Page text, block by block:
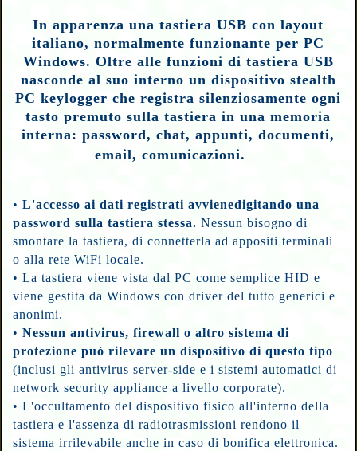
In apparenza una tastiera USB con layout
italiano, normalmente funzionante per PC
Windows. Oltre alle funzioni di tastiera USB
nasconde al suo interno un dispositivo stealth
PC keylogger che registra silenziosamente ogni
tasto premuto sulla tastiera in una memoria
interna: password, chat, appunti, documenti,
email, comunicazioni.
• L'accesso ai dati registrati avvienedigitando una
password sulla tastiera stessa.Nessun bisogno di
smontare la tastiera, di connetterla ad appositi terminali
o alla rete WiFi locale.
• La tastiera viene vista dal PC come semplice HID e
viene gestita da Windows con driver del tutto generici e
anonimi.
• Nessun antivirus, firewall o altro sistema di
protezione può rilevare un dispositivo di questo tipo
(inclusi gli antivirus server-side e i sistemi automatici di
network security appliance a livello corporate).
• L'occultamento del dispositivo fisico all'interno della
tastiera e l'assenza di radiotrasmissioni rendono il
sistema irrilevabile anche in caso di bonifica elettronica.